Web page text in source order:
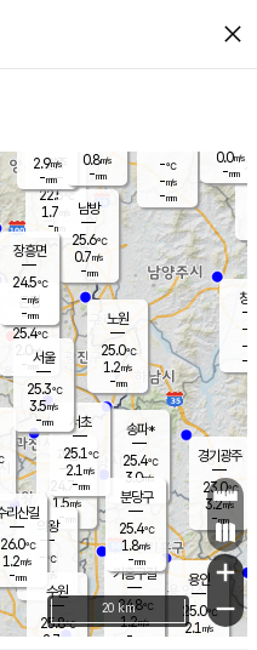
close
양주
22.5℃
1.7
-mm
과천
24.7℃
1.5m/s
- mm
용인
25.0℃
2.1 m/s
경기광주
23.0℃
3.2m/s
-mm
-℃
-m/s
-mm
창
-
-m/
-
0.0m/s
-mm
의왕
- ℃
m/s
mm
은평
25.4℃
2.0 m/s
- mm
노원
25.0℃
1.2m/s
-mm
송파*
25.4℃
3.0m/s
-mm
서초
25.1℃
2.1 m/s
-mm
남방
25.6℃
0.7m/s
-mm
기흥구갈
24.8℃
1.2m/s
-
리산길
26.0℃
1.2m/s
-mm
분당구
25.4℃
1.8m/s
-mm
장흥면
24.5℃
-m/s
-mm
2.9m/s
-mm
수원
25.8℃
2.7 m/s
서울
25.3℃
3.5m/s
-mm
0.8m/s
-mm
+
−
20 km